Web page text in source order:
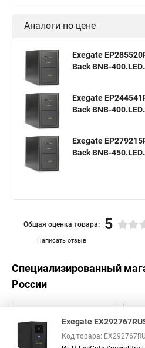
Аналоги по цене
Exegate
Back BNB-
Exegate
Back BNB-
Exegate
Back BNB-
Написать отзыв
Общая оценка товара: 5
Специализированный
России
Exegate
Код товара: